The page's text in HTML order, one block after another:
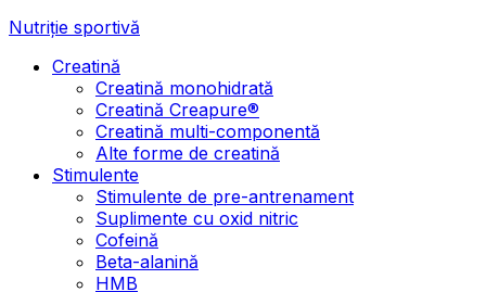
Nutriție sportivă
Creatină
Creatină monohidrată
Creatină Creapure®
Creatină multi-componentă
Alte forme de creatină
Stimulente
Stimulente de pre-antrenament
Suplimente cu oxid nitric
Cofeină
Beta-alanină
HMB